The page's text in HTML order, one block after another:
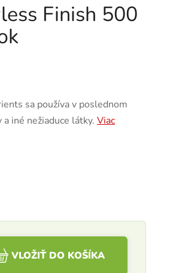
Finish 500
sa používa v poslednom
iné nežiaduce látky. Viac
VLOŽIŤ DO KOŠÍKA